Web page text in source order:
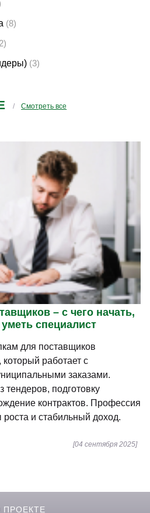
(8)
(3)
Смотреть все
– с чего начать,
специалист
для поставщиков
работает с
заказами.
тендеров, подготовку
контрактов. Профессия
и стабильный доход.
[04 сентября 2025]
ПРОЕКТЕ